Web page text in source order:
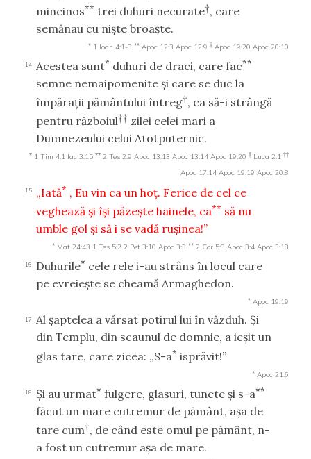
mincinos** trei duhuri necurate†, care
semănau cu nişte broaşte.
* 1 Ioan 4:1-3 ** Apoc 12:3 Apoc 12:9 † Apoc 19:20 Apoc 20:10
14 Acestea sunt* duhuri de draci, care fac**
semne nemaipomenite şi care se duc la
împăraţii pământului întreg†, ca să-i strângă
pentru războiul†† zilei celei mari a
Dumnezeului celui Atotputernic.
* 1 Tim 4:1 Iac 3:15 ** 2 Tes 2:9 Apoc 13:13 Apoc 13:14 Apoc 19:20 † Luca 2:1 ††
Apoc 17:14 Apoc 19:19 Apoc 20:8
15 „Iată* , Eu vin ca un hoţ. Ferice de cel ce
veghează şi îşi păzeşte hainele, ca** să nu
umble gol şi să i se vadă ruşinea!”
* Mat 24:43 1 Tes 5:2 2 Pet 3:10 Apoc 3:3 ** 2 Cor 5:3 Apoc 3:4 Apoc 3:18
16 Duhurile* cele rele i-au strâns în locul care
pe evreieşte se cheamă Armaghedon.
* Apoc 19:19
17
Al şaptelea a vărsat potirul lui în văzduh. Şi
din Templu, din scaunul de domnie, a ieşit un
glas tare, care zicea: „S-a* isprăvit!”
* Apoc 21:6
18 Şi au urmat* fulgere, glasuri, tunete şi s-a**
făcut un mare cutremur de pământ, aşa de
tare cum†, de când este omul pe pământ, n-
a fost un cutremur aşa de mare.